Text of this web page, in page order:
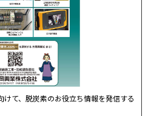
て、脱炭素のお役立ち情報を発信する